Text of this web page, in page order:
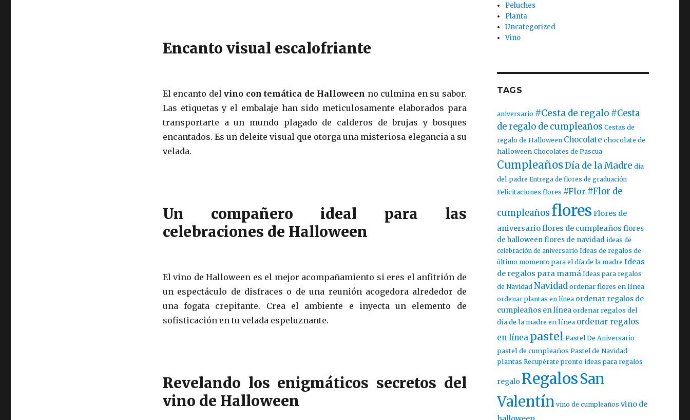
Encanto visual escalofriante
El encanto delvino con temática de Halloween no culmina en su sabor.
Las etiquetas y el embalaje han sido meticulosamente elaborados para
transportarte a un mundo plagado de calderos de brujas y bosques
encantados. Es un deleite visual que otorga una misteriosa elegancia a su
velada.
Un compañero ideal para las
celebraciones de Halloween
El vino de Halloween es el mejor acompañamiento si eres el anfitrión de
un espectáculo de disfraces o de una reunión acogedora alrededor de
una fogata crepitante. Crea el ambiente e inyecta un elemento de
sofisticación en tu velada espeluznante.
Revelando los enigmáticos secretos del
vino de Halloween
Peluches
Planta
Uncategorized
Vino
TAGS
aniversario #Cesta de regalo #Cesta
de regalo de cumpleaños Cestas de
regalo de Halloween Chocolate chocolate de
halloween Chocolates de Pascua
CumpleañosDía de la Madre dia
del padre Entrega de flores de graduación
Felicitaciones flores #Flor #Flor de
cumpleañosflores Flores de
aniversarioflores de cumpleaños flores
de halloweenflores de navidad ideas de
celebración de aniversario Ideas de regalos de
último momento para el día de la madre Ideas
de regalos para mamá Ideas para regalos
de Navidad Navidadordenar flores en línea
ordenar plantas en línea ordenar regalos de
cumpleaños en línea ordenar regalos del
día de la madre en línea ordenar regalos
en línea pastel Pastel De Aniversario
pastel de cumpleaños Pastel de Navidad
plantas Recupérate pronto ideas para regalos
regalo RegalosSan
Valentín vino de cumpleaños vino de